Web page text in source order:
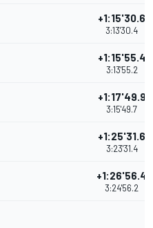
+1:15'30.6
3:13'30.4
+1:15'55.4
3:13'55.2
+1:17'49.9
3:15'49.7
+1:25'31.6
3:23'31.4
+1:26'56.4
3:24'56.2